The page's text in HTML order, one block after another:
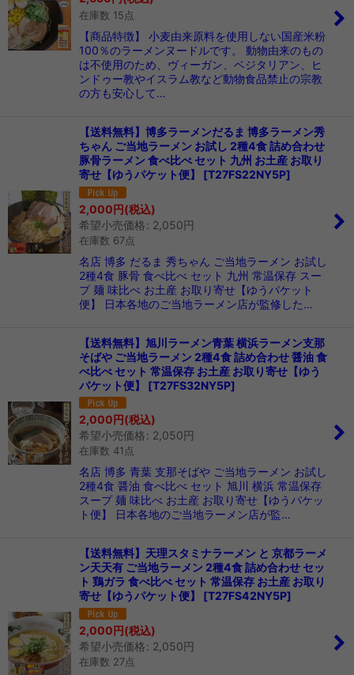
在庫数 15点
【商品特徴】 小麦由来原料を使用しない国産米粉
100％のラーメンヌードルです。 動物由来のもの
は不使用のため、ヴィーガン、ベジタリアン、ヒ
ンドゥー教やイスラム教など動物食品禁止の宗教
の方も安心して…
【送料無料】博多ラーメンだるま 博多ラーメン秀
ちゃん ご当地ラーメン お試し 2種4食 詰め合わせ
豚骨ラーメン 食べ比べ セット 九州 お土産 お取り
寄せ【ゆうパケット便】
[T27FS22NY5P]
2,000円(税込)
希望小売価格: 2,050円
在庫数 67点
名店 博多 だるま 秀ちゃん ご当地ラーメン お試し
2種4食 豚骨 食べ比べ セット 九州 常温保存 スー
プ 麺 味比べ お土産 お取り寄せ【ゆうパケット
便】 日本各地のご当地ラーメン店が監修した…
【送料無料】旭川ラーメン青葉 横浜ラーメン支那
そばや ご当地ラーメン 2種4食 詰め合わせ 醤油 食
べ比べ セット 常温保存 お土産 お取り寄せ【ゆう
パケット便】
[T27FS32NY5P]
2,000 円(税込)
希望小売価格: 2,050 円
在庫数 41点
名店 博多 青葉 支那そばや ご当地ラーメン お試し
2種4食 醤油 食べ比べ セット 旭川 横浜 常温保存
スープ 麺 味比べ お土産 お取り寄せ【ゆうパケッ
ト便】 日本各地のご当地ラーメン店が監…
【送料無料】天理スタミナラーメン と 京都ラーメ
ン天天有 ご当地ラーメン 2種4食 詰め合わせ セッ
ト 鶏ガラ 食べ比べ セット 常温保存 お土産 お取り
寄せ【ゆうパケット便】
[T27FS42NY5P]
2,000円(税込)
希望小売価格: 2,050円
在庫数 27点